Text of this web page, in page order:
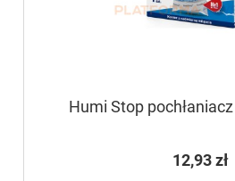
Humi Stop
12,93 zł